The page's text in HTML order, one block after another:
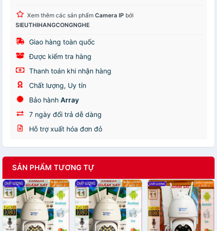
Xem thêm các sản phẩm Camera IP bởi
SIEUTHIHANGCONGNGHE
Giao hàng toàn quốc
Được kiểm tra hàng
Thanh toán khi nhận hàng
Chất lượng, Uy tín
Bảo hành Array
7 ngày đổi trả dễ dàng
Hỗ trợ xuất hóa đơn đỏ
SẢN PHẨM TƯƠNG TỰ